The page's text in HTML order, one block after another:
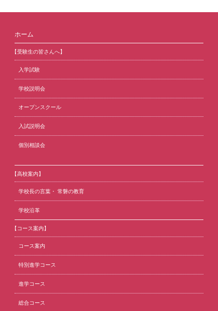
ホーム
【受験生の皆さんへ】
入学試験
学校説明会
オープンスクール
入試説明会
個別相談会
【高校案内】
学校長の言葉・ 常磐の教育
学校沿革
【コース案内】
コース案内
特別進学コース
進学コース
総合コース